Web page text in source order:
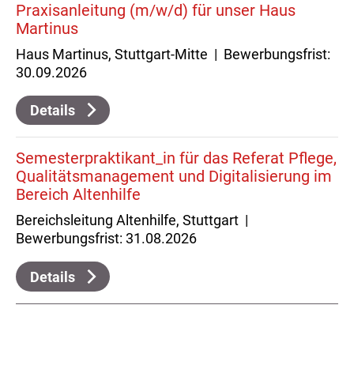
Praxisanleitung (m/w/d) für unser Haus
Martinus
Haus Martinus, Stuttgart-Mitte | Bewerbungsfrist:
30.09.2026
Details
Semesterpraktikant_in für das Referat Pflege,
Qualitätsmanagement und Digitalisierung im
Bereich Altenhilfe
Bereichsleitung Altenhilfe, Stuttgart |
Bewerbungsfrist: 31.08.2026
Details